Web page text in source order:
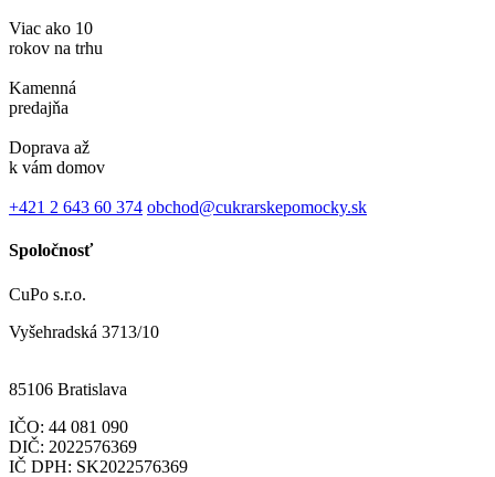
Viac ako 10
rokov na trhu
Kamenná
predajňa
Doprava až
k vám domov
+421 2 643 60 374 obchod@cukrarskepomocky.sk
Spoločnosť
CuPo s.r.o.
Vyšehradská 3713/10
85106 Bratislava
IČO: 44 081 090
DIČ: 2022576369
IČ DPH: SK2022576369